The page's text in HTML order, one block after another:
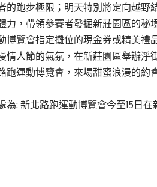
的跑步極限；明天特別將定向越野
力，帶領參賽者發掘新莊園區的
博覽會指定攤位的現金券或精美
情人節的氣氛，在新莊園區舉辦淨
跑運動博覽會，來場甜蜜浪漫的約
為: 新北路跑運動博覽會今至15日